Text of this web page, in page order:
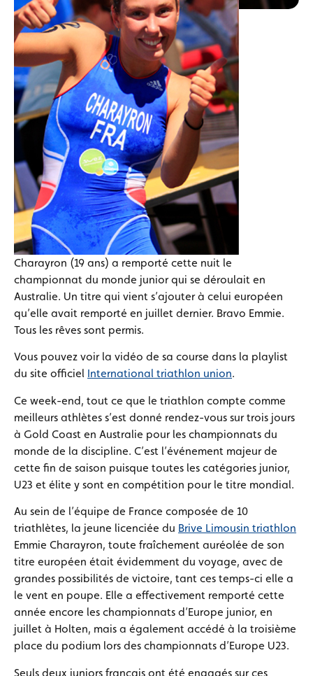
Charayron (19 ans) a remporté cette nuit le
championnat du monde junior qui se déroulait en
Australie. Un titre qui vient s’ajouter à celui européen
qu’elle avait remporté en juillet dernier. Bravo Emmie.
Tous les rêves sont permis.
Vous pouvez voir la vidéo de sa course dans la playlist
du site officiel International triathlon union.
Ce week-end, tout ce que le triathlon compte comme
meilleurs athlètes s’est donné rendez-vous sur trois jours
à Gold Coast en Australie pour les championnats du
monde de la discipline. C’est l’événement majeur de
cette fin de saison puisque toutes les catégories junior,
U23 et élite y sont en compétition pour le titre mondial.
Au sein de l’équipe de France composée de 10
triathlètes, la jeune licenciée du Brive Limousin triathlon
Emmie Charayron, toute fraîchement auréolée de son
titre européen était évidemment du voyage, avec de
grandes possibilités de victoire, tant ces temps-ci elle a
le vent en poupe. Elle a effectivement remporté cette
année encore les championnats d’Europe junior, en
juillet à Holten, mais a également accédé à la troisième
place du podium lors des championnats d’Europe U23.
Seuls deux juniors français ont été engagés sur ces